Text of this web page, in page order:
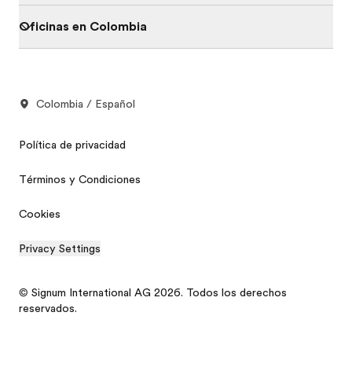
Oficinas en Colombia
Colombia / Español
Política de privacidad
Términos y Condiciones
Cookies
Privacy Settings
© Signum International AG 2026. Todos los derechos
reservados.